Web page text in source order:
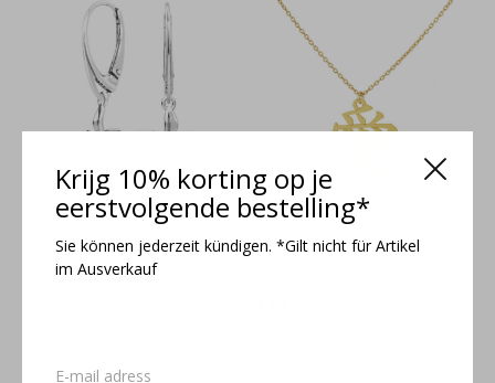
Krijg 10% korting op je
eerstvolgende bestelling*
Sie können jederzeit kündigen. *Gilt nicht für Artikel
im Ausverkauf
Sterling Silber - 2386
€34,95
Liebessymbol vergoldet -